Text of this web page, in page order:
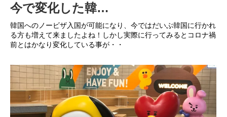
今で変化した韓…
韓国へのノービザ入国が可能になり、今ではだいぶ韓国に行かれ
る方も増えて来ましたよね！しかし実際に行ってみるとコロナ禍
前とはかなり変化している事が・・